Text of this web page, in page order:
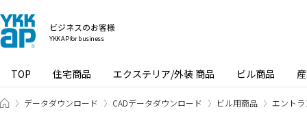
ビジネスのお客様
YKK AP for business
TOP 住宅商品 エクステリア/外装 商品 ビル商品
ビジネスのお客様 HOME
データダウンロード CADデータダウンロード ビル用商品 エント